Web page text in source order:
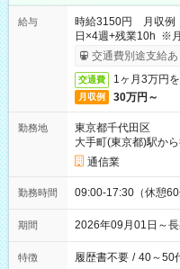
給与
時給3150円 月収例
日×4週+残業10h ※
交通費別途支給あ
交通費 1ヶ月3万円
月収例 30万円～
勤務地
東京都千代田区
大手町(東京都)駅か
通信業
勤務時間 09:00-17:30（休憩
期間 2026年09月01日～
特徴 履歴書不要 / 40～50